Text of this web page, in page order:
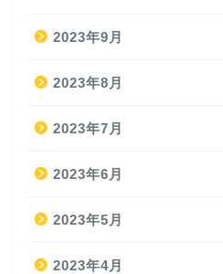
2023年9月
2023年8月
2023年7月
2023年6月
2023年5月
2023年4月